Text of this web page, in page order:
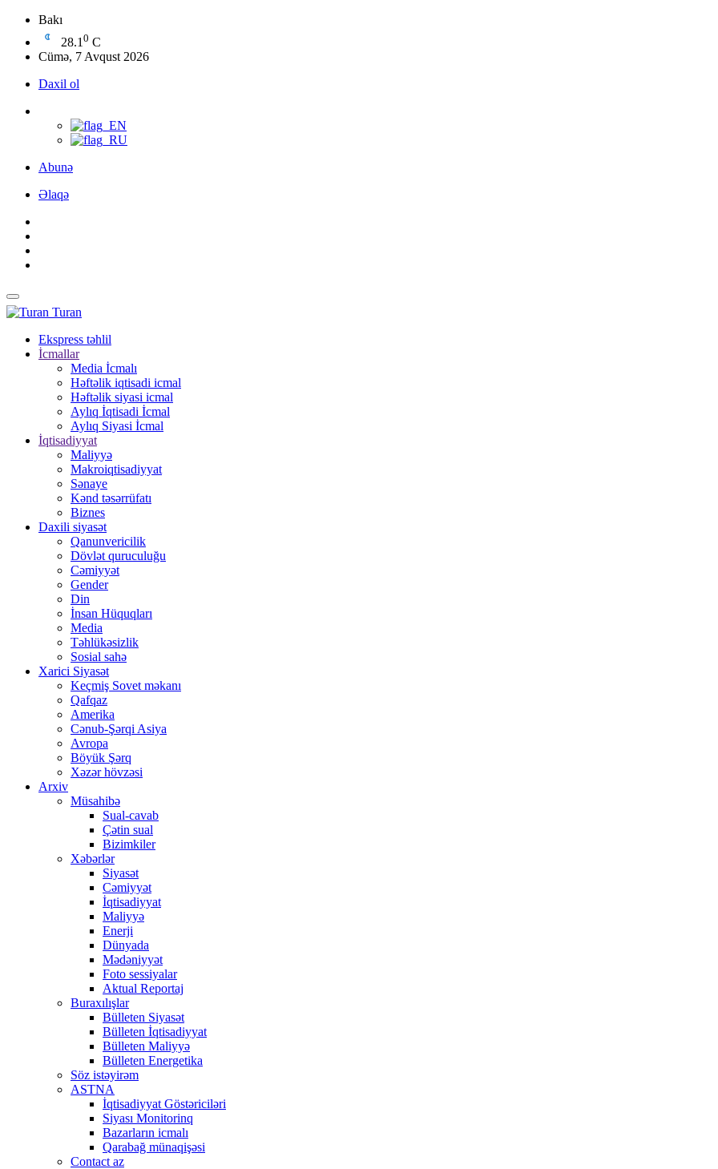
Bakı
28.1 0 C
Cümə, 7 Avqust 2026
Daxil ol
Abunə
Əlaqə
Turan
Ekspress təhlil
İcmallar
Media İcmalı
Həftəlik iqtisadi icmal
Həftəlik siyasi icmal
Aylıq İqtisadi İcmal
Aylıq Siyasi İcmal
İqtisadiyyat
Maliyyə
Makroiqtisadiyyat
Sənaye
Kənd təsərrüfatı
Biznes
Daxili siyasət
Qanunvericilik
Dövlət quruculuğu
Cəmiyyət
Gender
Din
İnsan Hüquqları
Media
Təhlükəsizlik
Sosial sahə
Xarici Siyasət
Keçmiş Sovet məkanı
Qafqaz
Amerika
Cənub-Şərqi Asiya
Avropa
Böyük Şərq
Xəzər hövzəsi
Arxiv
Müsahibə
Sual-cavab
Çətin sual
Bizimkiler
Xəbərlər
Siyasət
Cəmiyyət
İqtisadiyyat
Maliyyə
Enerji
Dünyada
Mədəniyyət
Foto sessiyalar
Aktual Reportaj
Buraxılışlar
Bülleten Siyasət
Bülleten İqtisadiyyat
Bülleten Maliyyə
Bülleten Energetika
Söz istəyirəm
ASTNA
İqtisadiyyat Göstəriciləri
Siyası Monitorinq
Bazarların icmalı
Qarabağ münaqişəsi
Contact az